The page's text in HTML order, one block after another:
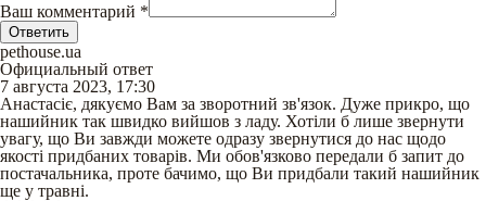
Ваш комментарий *
Ответить
pethouse.ua
Официальный ответ
7 августа 2023, 17:30
Анастасіє, дякуємо Вам за зворотний зв'язок. Дуже прикро, що
нашийник так швидко вийшов з ладу. Хотіли б лише звернути
увагу, що Ви завжди можете одразу звернутися до нас щодо
якості придбаних товарів. Ми обов'язково передали б запит до
постачальника, проте бачимо, що Ви придбали такий нашийник
ще у травні.